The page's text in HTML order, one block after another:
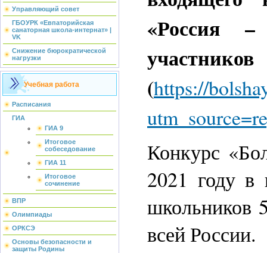
Управляющий совет
ГБОУРК «Евпаторийская
санаторная школа-интернат» |
VK
Снижение бюрократической
нагрузки
Учебная работа
Расписания
ГИА
ГИА 9
Итоговое
собеседование
ГИА 11
Итоговое
сочинение
ВПР
Олимпиады
ОРКСЭ
Основы безопасности и
защиты Родины
«Россия –
(https://
Конкурс
2021 году в
школьников
всей России.